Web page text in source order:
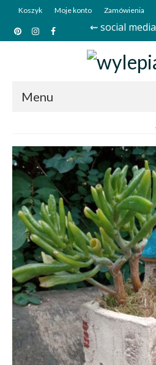
Koszyk Moje konto Zamówienia
⇜ social media
Menu
Sklep
Kim jesteśmy?
Kontakt
Deutsch